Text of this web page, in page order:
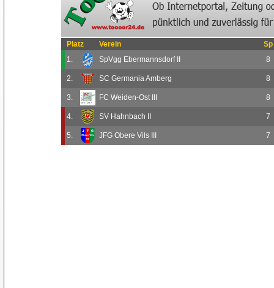
Platz Verein
Sp
1.
SpVgg Ebermannsdorf II 8
2. SC Germania Amberg 8
3. FC Weiden-Ost III 8
4. SV Hahnbach II 7
5. JFG Obere Vils III 7